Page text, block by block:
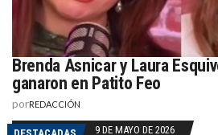
Brenda Asnicar y Laura
ganaron en Patito Feo
porREDACCIÓN
9 DE MAYO DE 2026